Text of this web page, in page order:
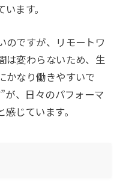
ます。
のですが、リモートワ
は変わらないため、生
かなり働きやすいで
が、日々のパフォーマ
じています。